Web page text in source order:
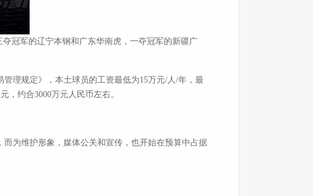
冠军的辽宁本钢和广东华南虎，一夺冠军的新疆广
理规定》，本土球员的工资最低为15万元/人/年，最
，约合3000万元人民币左右。
为维护形象，媒体公关和宣传，也开始在预算中占据